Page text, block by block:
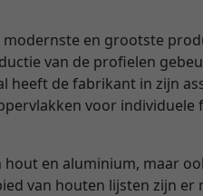
modernste en grootste
van de profielen
heeft de fabrikant in zijn
voor
en aluminium, maar
van houten lijsten zijn er